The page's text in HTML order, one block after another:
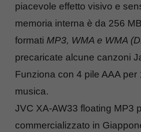
piacevole effetto visivo e
memoria interna è da 256
formati MP3, WMA e WMA
precaricate alcune canzoni
Funziona con 4 pile AAA per
musica.
JVC XA-AW33 floating MP3
commercializzato in